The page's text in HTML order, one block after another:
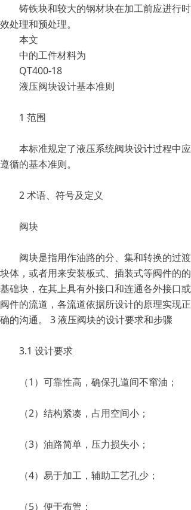
铸铁块和较大的钢材块在加工前应进行时
效处理和预处理。
本文
中的工件材料为
QT400-18
液压阀块设计基本准则
1 范围
本标准规定了液压系统阀块设计过程中应
遵循的基本准则。
2 术语、符号及定义
阀块
阀块是指用作油路的分、集和转换的过渡
块体，或者用来安装板式、插装式等阀件的的
基础块，在其上具有外接口和连通各外接口或
阀件的流道，各流道依据所设计的原理实现正
确的沟通。 3 液压阀块的设计要求和步骤
3.1 设计要求
（1）可靠性高，确保孔道间不窜油；
（2）结构紧凑，占用空间小；
（3）油路简单，压力损失小；
（4）易于加工，辅助工艺孔少；
（5）便于布管；